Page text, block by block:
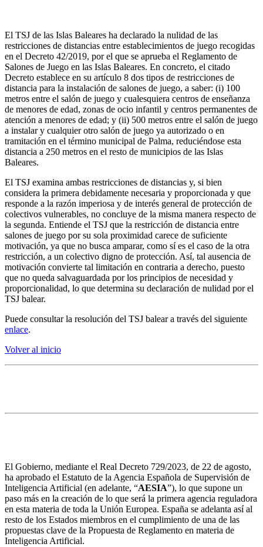
El TSJ de las Islas Baleares ha declarado la nulidad de las
restricciones de distancias entre establecimientos de juego recogidas
en el Decreto 42/2019, por el que se aprueba el Reglamento de
Salones de Juego en las Islas Baleares. En concreto, el citado
Decreto establece en su artículo 8 dos tipos de restricciones de
distancia para la instalación de salones de juego, a saber: (i) 100
metros entre el salón de juego y cualesquiera centros de enseñanza
de menores de edad, zonas de ocio infantil y centros permanentes de
atención a menores de edad; y (ii) 500 metros entre el salón de juego
a instalar y cualquier otro salón de juego ya autorizado o en
tramitación en el término municipal de Palma, reduciéndose esta
distancia a 250 metros en el resto de municipios de las Islas
Baleares.
El TSJ examina ambas restricciones de distancias y, si bien
considera la primera debidamente necesaria y proporcionada y que
responde a la razón imperiosa y de interés general de protección de
colectivos vulnerables, no concluye de la misma manera respecto de
la segunda. Entiende el TSJ que la restricción de distancia entre
salones de juego por su sola proximidad carece de suficiente
motivación, ya que no busca amparar, como sí es el caso de la otra
restricción, a un colectivo digno de protección. Así, tal ausencia de
motivación convierte tal limitación en contraria a derecho, puesto
que no queda salvaguardada por los principios de necesidad y
proporcionalidad, lo que determina su declaración de nulidad por el
TSJ balear.
Puede consultar la resolución del TSJ balear a través del siguiente
enlace.
Volver al inicio
El Gobierno, mediante el Real Decreto 729/2023, de 22 de agosto,
ha aprobado el Estatuto de la Agencia Española de Supervisión de
Inteligencia Artificial (en adelante, “AESIA”), lo que supone un
paso más en la creación de lo que será la primera agencia reguladora
en esta materia de toda la Unión Europea. España se adelanta así al
resto de los Estados miembros en el cumplimiento de una de las
propuestas clave de la Propuesta de Reglamento en materia de
Inteligencia Artificial.